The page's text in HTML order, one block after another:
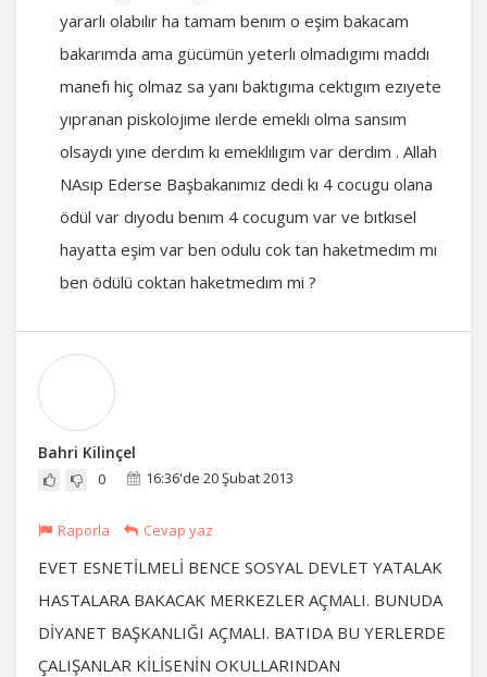
yararlı olabılır ha tamam benım o eşim bakacam
bakarımda ama gücümün yeterlı olmadıgımı maddı
manefı hiç olmaz sa yanı baktıgıma cektıgım ezıyete
yıpranan piskolojıme ılerde emeklı olma sansım
olsaydı yıne derdım kı emeklılıgım var derdım . Allah
NAsıp Ederse Başbakanımız dedi kı 4 cocugu olana
ödül var dıyodu benım 4 cocugum var ve bıtkısel
hayatta eşim var ben odulu cok tan haketmedım mı
ben ödülü coktan haketmedım mi ?
Bahri Kilinçel
0 16:36'de 20 Şubat 2013
Raporla Cevap yaz
EVET ESNETİLMELİ BENCE SOSYAL DEVLET YATALAK
HASTALARA BAKACAK MERKEZLER AÇMALI. BUNUDA
DİYANET BAŞKANLIĞI AÇMALI. BATIDA BU YERLERDE
ÇALIŞANLAR KİLİSENİN OKULLARINDAN